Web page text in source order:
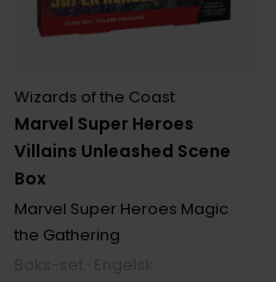
Marvel Super Heroes
Villains Unleashed Scene
Box
Wizards of the Coast
Marvel Super Heroes Magic
the Gathering